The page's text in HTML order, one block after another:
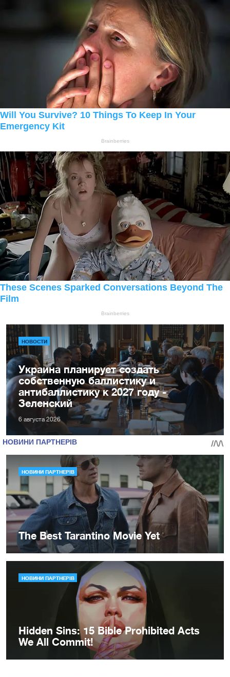
НОВОСТИ
Украина планирует создать
собственную баллистику и
антибаллистику к 2027 году -
Зеленский
6 августа 2026